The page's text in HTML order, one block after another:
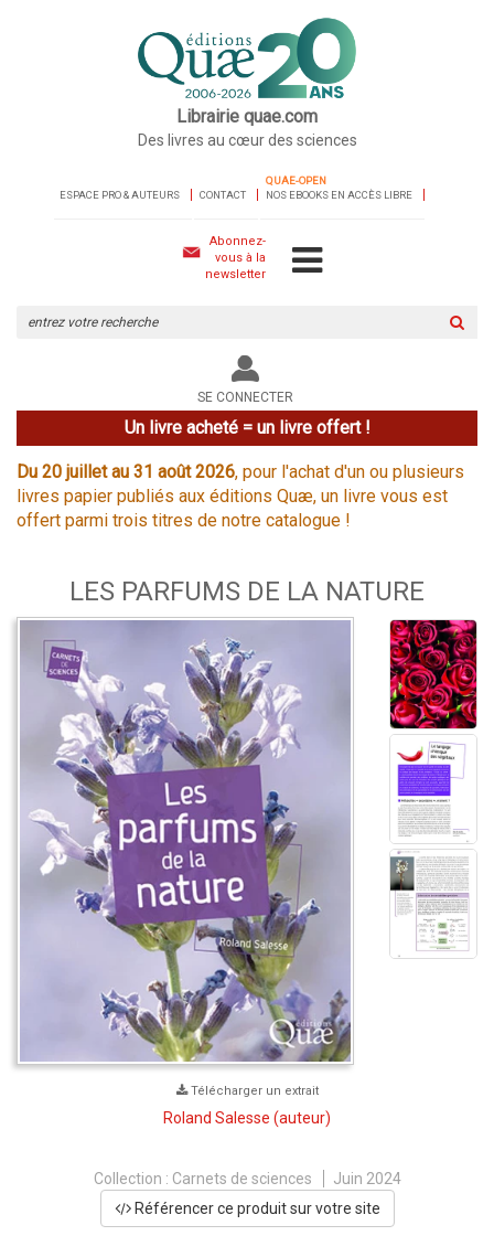
Librairie quae.com
Des livres au cœur des sciences
ESPACE PRO & AUTEURS CONTACT
QUAE-OPEN
NOS EBOOKS EN ACCÈS LIBRE
Abonnez-
vous à la
newsletter
le
site
SE CONNECTER
Un livre acheté = un livre offert !
Du 20 juillet au 31 août 2026, pour l'achat d'un ou plusieurs
livres papier publiés aux éditions Quæ, un livre vous est
offert parmi trois titres de notre catalogue !
LES PARFUMS DE LA NATURE
Télécharger un extrait
Roland Salesse (auteur)
Collection : Carnets de sciences
Juin 2024
Référencer ce produit sur votre site